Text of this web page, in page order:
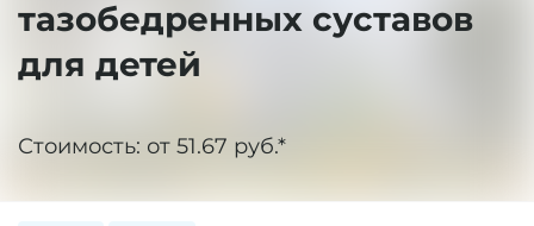
тазобедренных суставов
для детей
Стоимость: от 51.67 руб.*